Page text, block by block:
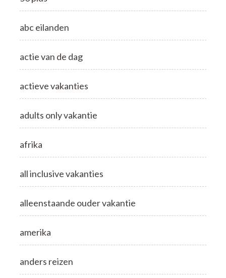
abc eilanden
actie van de dag
actieve vakanties
adults only vakantie
afrika
all inclusive vakanties
alleenstaande ouder vakantie
amerika
anders reizen